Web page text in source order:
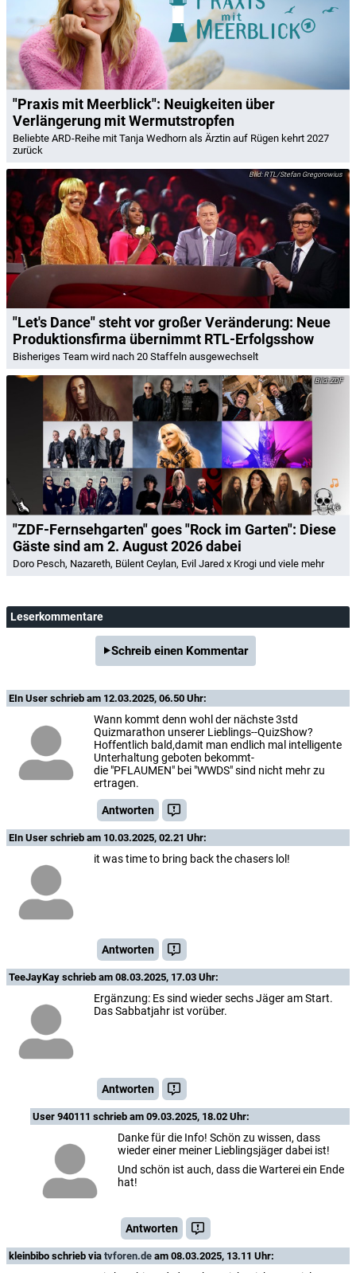
"Praxis mit Meerblick": Neuigkeiten über
Verlängerung mit Wermutstropfen
Beliebte ARD-Reihe mit Tanja Wedhorn als Ärztin auf Rügen kehrt 2027
zurück
RTL/Stefan Gregorowius
"Let's Dance" steht vor großer Veränderung: Neue
Produktionsfirma übernimmt RTL-Erfolgsshow
Bisheriges Team wird nach 20 Staffeln ausgewechselt
ZDF
"ZDF-Fernsehgarten" goes "Rock im Garten": Diese
Gäste sind am 2. August 2026 dabei
Doro Pesch, Nazareth, Bülent Ceylan, Evil Jared x Krogi und viele mehr
Leserkommentare
Schreib einen Kommentar
EIn User schrieb am 12.03.2025, 06.50 Uhr:
Wann kommt denn wohl der nächste 3std
Quizmarathon unserer Lieblings--QuizShow?
Hoffentlich bald,damit man endlich mal intelligente
Unterhaltung geboten bekommt-
die "PFLAUMEN" bei "WWDS" sind nicht mehr zu
ertragen.
Antworten
EIn User schrieb am 10.03.2025, 02.21 Uhr:
it was time to bring back the chasers lol!
Antworten
TeeJayKay schrieb am 08.03.2025, 17.03 Uhr:
Ergänzung: Es sind wieder sechs Jäger am Start.
Das Sabbatjahr ist vorüber.
Antworten
User 940111 schrieb am 09.03.2025, 18.02 Uhr:
Danke für die Info! Schön zu wissen, dass
wieder einer meiner Lieblingsjäger dabei ist!
Und schön ist auch, dass die Warterei ein Ende
hat!
Antworten
kleinbibo schrieb via tvforen.de am 08.03.2025, 13.11 Uhr: